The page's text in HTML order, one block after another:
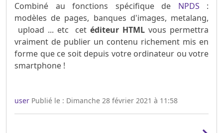
Combiné au fonctions spécifique de NPDS :
modèles de pages, banques d'images, metalang,
upload ... etc cetéditeur HTML vous permettra
vraiment de publier un contenu richement mis en
forme que ce soit depuis votre ordinateur ou votre
smartphone !
user Publié le : Dimanche 28 février 2021 à 11:58